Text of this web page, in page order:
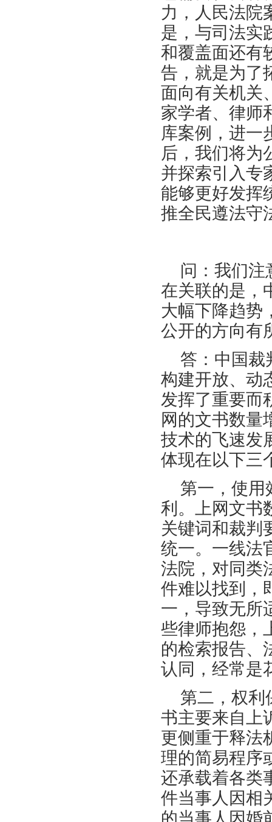
力，人民法院
是，与司法实
和覆盖面还有
告，就是为了
面向有关机关
家学者、律师
库案例，进一
后，我们将为
并探索引入专
能够更好发挥
推全民遵法守
问：我们注
在关联的是，
大幅下降趋势
公开的方向有
答：中国裁
构建开放、动
发挥了重要而
网的文书数量
技术的飞速发
体现在以下三
第一，使用
利。上网文书
关键词和裁判
统一。一线法
法院，对同类
件难以找到，
一，导致无所
些律师抱怨，
的检索报告、
认同，经常是
第二，权利
书主要来自上
更侧重于释法
理的简易程序
还承载着各类
件当事人因相
的当事人因婚